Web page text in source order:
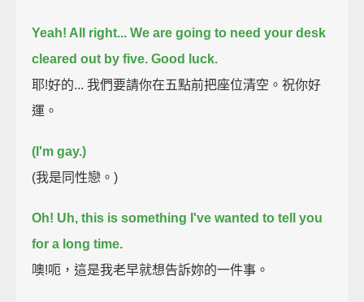
Yeah! All right... We are going to need your desk
cleared out by five. Good luck.
耶!好的... 我們要請你在五點前把座位清空。祝你好
運。
(I'm gay.)
(我是同性戀。)
Oh! Uh, this is something I've wanted to tell you
for a long time.
噢!呃，這是我老早就想告訴妳的一件事。